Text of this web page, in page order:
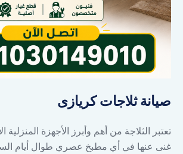
صيانة ثلاجات كريازى
تعتبر الثلاجة من أهم وأبرز الأجهزة المنزلية
غنى عنها في أي مطبخ عصري طوال أيام